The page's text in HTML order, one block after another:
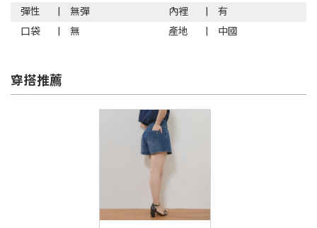
彈性
無彈 內裡
有
口袋
無 產地 中國
穿搭推薦